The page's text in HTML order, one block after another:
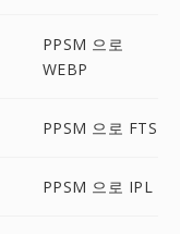
PPSM 으로
WEBP
PPSM 으로 FTS
PPSM 으로 IPL